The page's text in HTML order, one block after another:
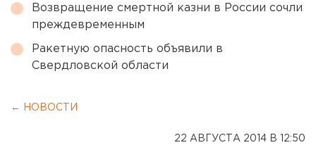
Возвращение смертной казни в России сочли
преждевременным
Ракетную опасность объявили в
Свердловской области
← НОВОСТИ
22 АВГУСТА 2014 В 12:50